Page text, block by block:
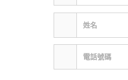
姓名
電話號碼